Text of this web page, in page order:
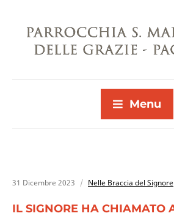
Menu
31 Dicembre 2023 Nelle Braccia del Signore
IL SIGNORE HA CHIAMATO